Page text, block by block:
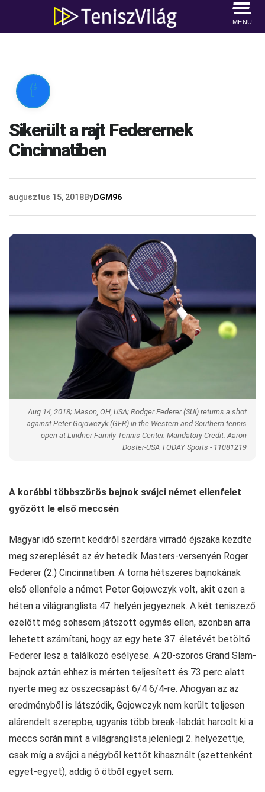
MENU

Sikerült a rajt Federernek
Cincinnatiben
augusztus 15, 2018ByDGM96
Aug 14, 2018; Mason, OH, USA; Rodger Federer (SUI) returns a shot
against Peter Gojowczyk (GER) in the Western and Southern tennis
open at Lindner Family Tennis Center. Mandatory Credit: Aaron
Doster-USA TODAY Sports - 11081219
A korábbi többszörös bajnok svájci német ellenfelet
győzött le első meccsén
Magyar idő szerint keddről szerdára virradó éjszaka kezdte
meg szereplését az év hetedik Masters-versenyén Roger
Federer (2.) Cincinnatiben. A torna hétszeres bajnokának
első ellenfele a német Peter Gojowczyk volt, akit ezen a
héten a világranglista 47. helyén jegyeznek. A két teniszező
ezelőtt még sohasem játszott egymás ellen, azonban arra
lehetett számítani, hogy az egy hete 37. életévét betöltő
Federer lesz a találkozó esélyese. A 20-szoros Grand Slam-
bajnok aztán ehhez is mérten teljesített és 73 perc alatt
nyerte meg az összecsapást 6/4 6/4-re. Ahogyan az az
eredményből is látszódik, Gojowczyk nem került teljesen
alárendelt szerepbe, ugyanis több break-labdát harcolt ki a
meccs során mint a világranglista jelenlegi 2. helyezettje,
csak míg a svájci a négyből kettőt kihasznált (szettenként
egyet-egyet), addig ő ötből egyet sem.